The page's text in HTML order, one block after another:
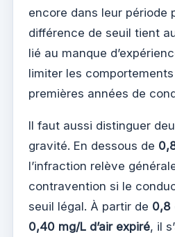
encore dans leur période
différence de seuil tient
lié au manque
limiter les
premières années de
Il faut aussi distinguer
gravité. En dessous de
l’infraction relève
contravention si le
seuil légal. À partir de 0,8
0,40 mg/L d’air expiré, il